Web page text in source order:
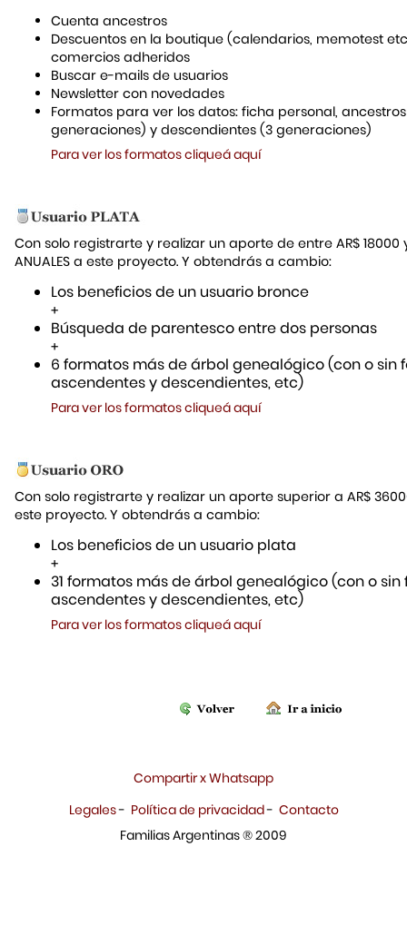
Cuenta ancestros
Descuentos en la boutique (calendarios, memotest
comercios adheridos
Buscar e-mails de usuarios
Newsletter con novedades
Formatos para ver los datos: ficha personal,
generaciones) y descendientes (3 generaciones)
Para ver los formatos cliqueá aquí
Con solo registrarte y realizar un aporte de entre AR$ 18000
ANUALES a este proyecto. Y obtendrás a cambio:
Los beneficios de un usuario bronce
+
Búsqueda de parentesco entre dos personas
+
6 formatos más de árbol genealógico (con o sin
ascendentes y descendientes, etc)
Para ver los formatos cliqueá aquí
Con solo registrarte y realizar un aporte superior a AR$
este proyecto. Y obtendrás a cambio:
Los beneficios de un usuario plata
+
31 formatos más de árbol genealógico (con o sin
ascendentes y descendientes, etc)
Para ver los formatos cliqueá aquí
Compartir x Whatsapp
Legales- Política de privacidad- Contacto
Familias Argentinas ® 2009